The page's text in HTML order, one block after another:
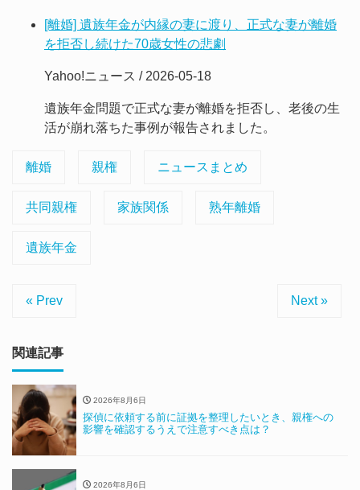
[離婚] 遺族年金が内縁の妻に渡り、正式な妻が離婚
を拒否し続けた70歳女性の悲劇
Yahoo!ニュース / 2026-05-18
遺族年金問題で正式な妻が離婚を拒否し、老後の生
活が崩れ落ちた事例が報告されました。
離婚 親権 ニュースまとめ
共同親権 家族関係 熟年離婚
遺族年金
« Prev Next »
関連記事
2026年8月6日
探偵に依頼する前に証拠を整理したいとき、親権への
影響を確認するうえで注意すべき点は？
2026年8月6日